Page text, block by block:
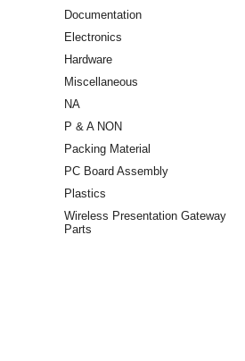
Documentation
Electronics
Hardware
Miscellaneous
NA
P & A NON
Packing Material
PC Board Assembly
Plastics
Wireless Presentation Gateway
Parts